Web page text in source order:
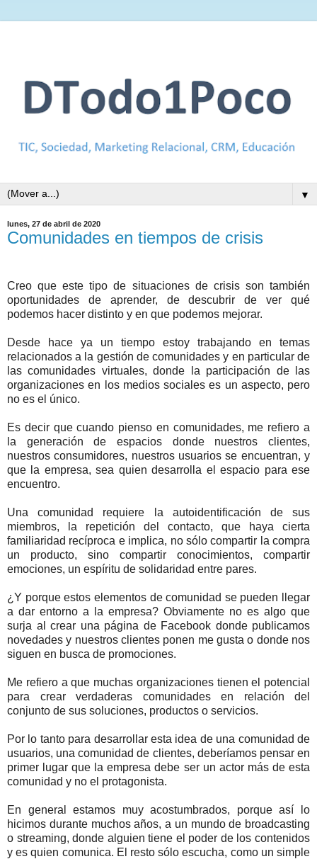
▼
lunes, 27 de abril de 2020
Comunidades en tiempos de crisis
Creo que este tipo de situaciones de crisis son también
oportunidades de aprender, de descubrir de ver qué
podemos hacer distinto y en que podemos mejorar.
Desde hace ya un tiempo estoy trabajando en temas
relacionados a la gestión de comunidades y en particular de
las comunidades virtuales, donde la participación de las
organizaciones en los medios sociales es un aspecto, pero
no es el único.
Es decir que cuando pienso en comunidades, me refiero a
la generación de espacios donde nuestros clientes,
nuestros consumidores, nuestros usuarios se encuentran, y
que la empresa, sea quien desarrolla el espacio para ese
encuentro.
Una comunidad requiere la autoidentificación de sus
miembros, la repetición del contacto, que haya cierta
familiaridad recíproca e implica, no sólo compartir la compra
un producto, sino compartir conocimientos, compartir
emociones, un espíritu de solidaridad entre pares.
¿Y porque estos elementos de comunidad se pueden llegar
a dar entorno a la empresa? Obviamente no es algo que
surja al crear una página de Facebook donde publicamos
novedades y nuestros clientes ponen me gusta o donde nos
siguen en busca de promociones.
Me refiero a que muchas organizaciones tienen el potencial
para crear verdaderas comunidades en relación del
conjunto de sus soluciones, productos o servicios.
Por lo tanto para desarrollar esta idea de una comunidad de
usuarios, una comunidad de clientes, deberíamos pensar en
primer lugar que la empresa debe ser un actor más de esta
comunidad y no el protagonista.
En general estamos muy acostumbrados, porque así lo
hicimos durante muchos años, a un mundo de broadcasting
o streaming, donde alguien tiene el poder de los contenidos
y es quien comunica. El resto sólo escucha, como un simple